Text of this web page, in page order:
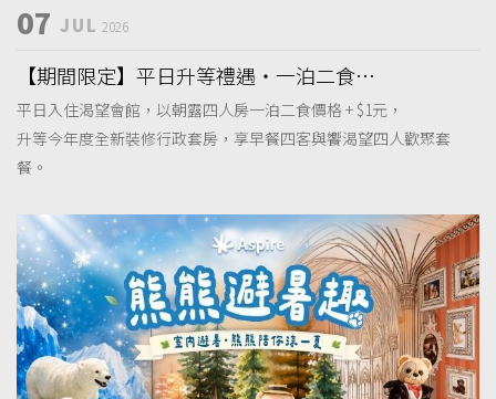
07 JUL 2026
【期間限定】平日升等禮遇・一泊二食假
期
平日入住渴望會館，以朝露四人房一泊二食價格 + $1元，
升等今年度全新裝修行政套房，享早餐四客與饗渴望四人歡聚套
餐。